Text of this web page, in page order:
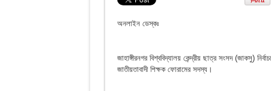
অনলাইন ডেস্কঃ
জাহাঙ্গীরনগর বিশ্ববিদ্যালয় কেন্দ্রীয় ছাত্র সংসদ (জাকসু)
জাতীয়তাবাদী শিক্ষক ফোরামের সদস্য।